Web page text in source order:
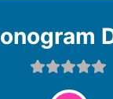
Nonogram